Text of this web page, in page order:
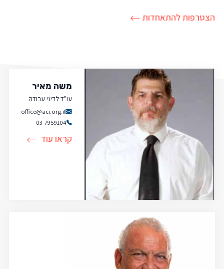
הצטרפות להתאחדות
משה מאיר
עו"ד לדיני עבודה
office@aci.org.il
03-7959104
קראו עוד